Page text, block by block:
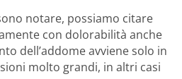
notare, possiamo citare
con dolorabilità anche
dell’addome avviene solo in
molto grandi, in altri casi